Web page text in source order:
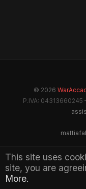
This site uses
site, you are
More.
© 2026
P.IVA:
Maintained